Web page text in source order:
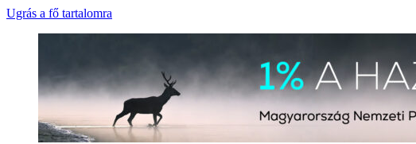
Ugrás a fő tartalomra